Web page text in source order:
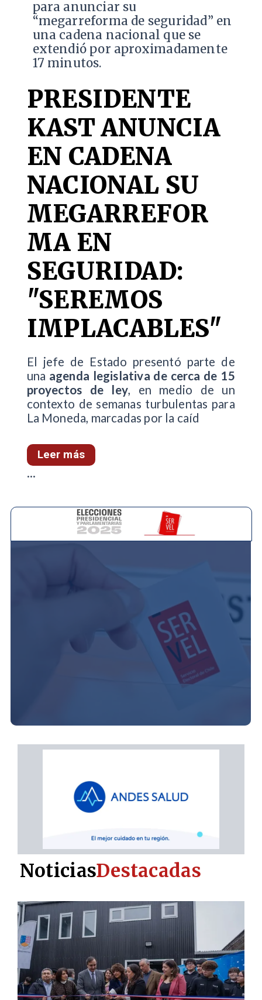
para anunciar su
“megarreforma de seguridad” en
una cadena nacional que se
extendió por aproximadamente
17 minutos.
PRESIDENTE
KAST ANUNCIA
EN CADENA
NACIONAL SU
MEGARREFOR
MA EN
SEGURIDAD:
"SEREMOS
IMPLACABLES"
El jefe de Estado presentó parte de
una agenda legislativa de cerca de 15
proyectos de ley, en medio de un
contexto de semanas turbulentas para
La Moneda, marcadas por la caíd
Leer más
...
NoticiasDestacadas